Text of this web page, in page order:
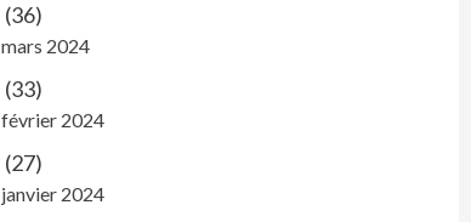
(36)
mars 2024
(33)
février 2024
(27)
janvier 2024